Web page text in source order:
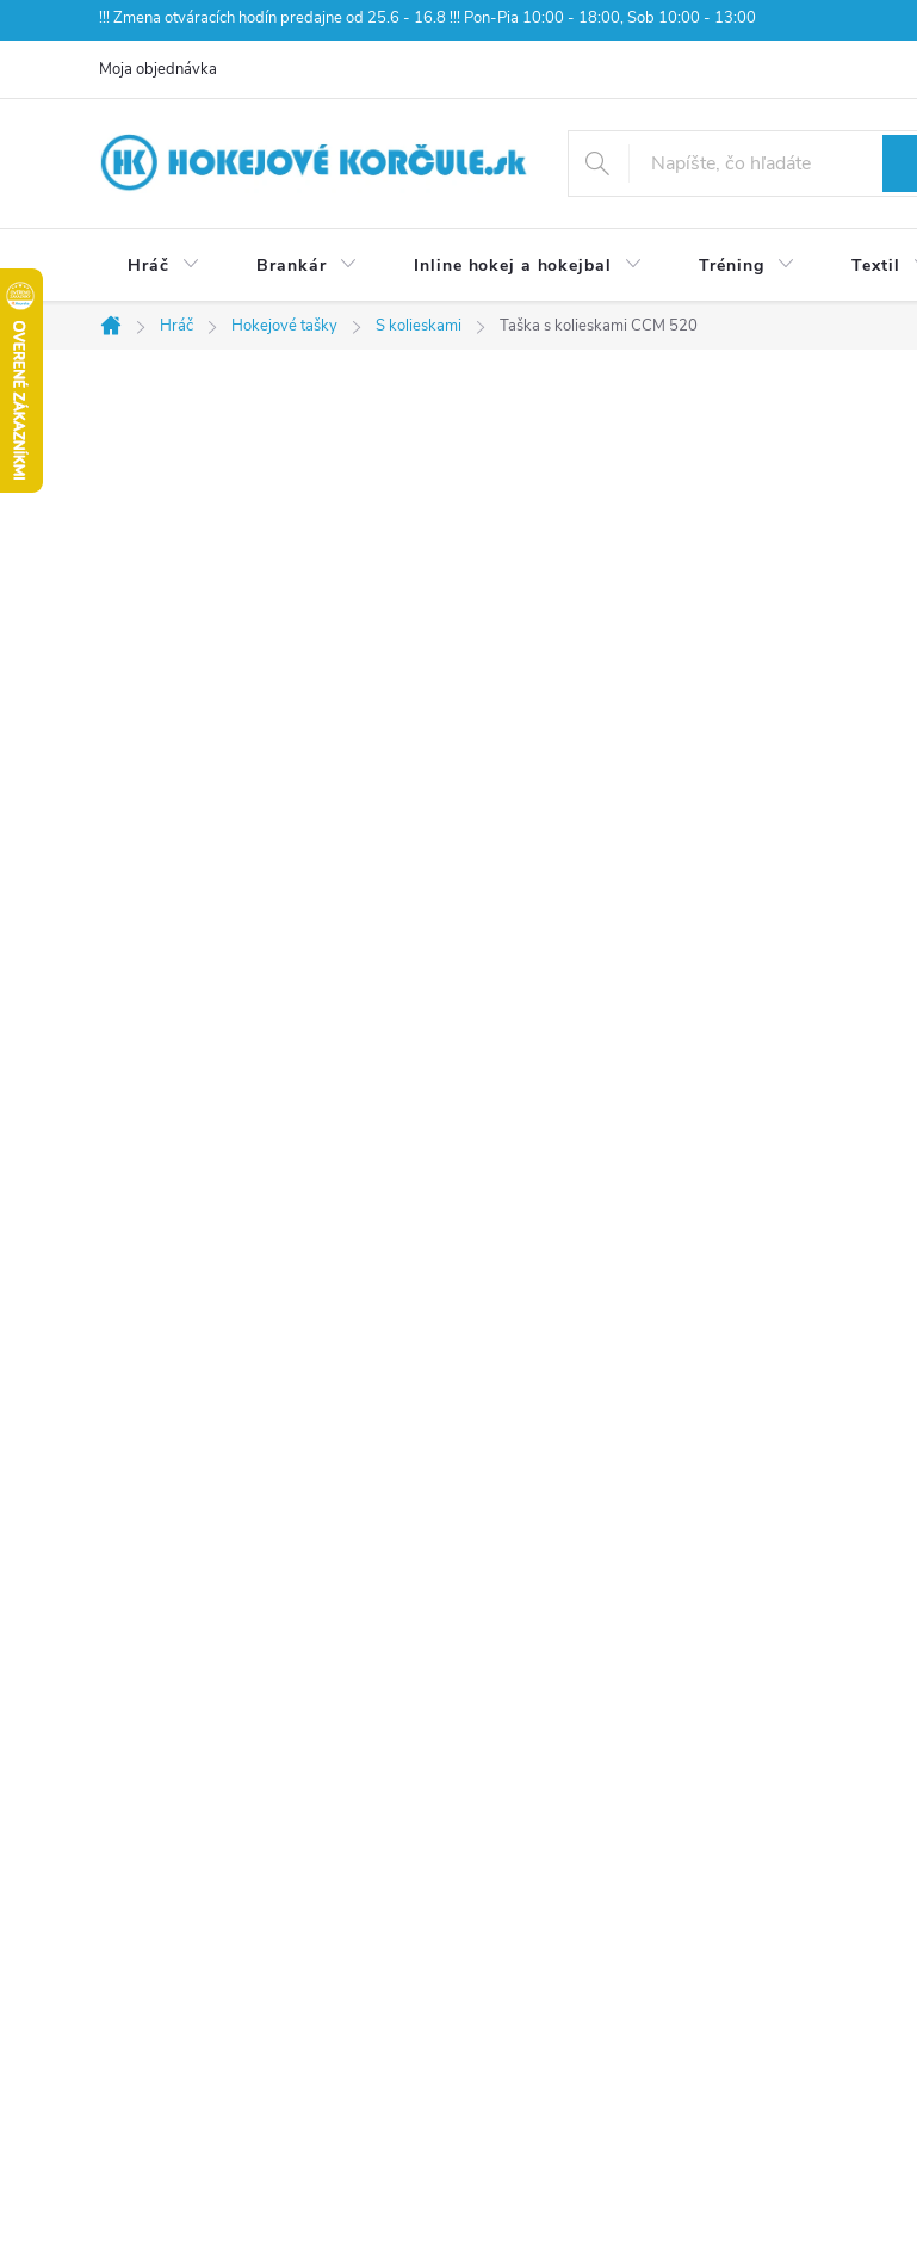
na
!!! Zmena otváracích hodín predajne od 25.6 - 16.8 !!! Pon-Pia 10:00 - 18:00, Sob 10:00 - 13:00
Moja objednávka
Hráč Brankár Inline hokej a hokejbal Tréning Textil
Domov
Hráč Hokejové tašky S kolieskami Taška s kolieskami CCM 520